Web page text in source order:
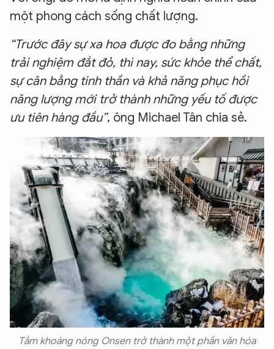
một phong cách sống chất lượng.
“Trước đây sự xa hoa được đo bằng những
trải nghiệm đắt đỏ, thì nay, sức khỏe thể chất,
sự cân bằng tinh thần và khả năng phục hồi
năng lượng mới trở thành những yếu tố được
ưu tiên hàng đầu”, ông Michael Tân chia sẻ.
Tắm khoáng nóng Onsen trở thành một phần văn hóa